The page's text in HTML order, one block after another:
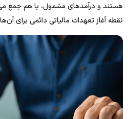
هستند و درآمدهای مشمول، با هم جمع
نقطه آغاز تعهدات مالیاتی دائمی برای